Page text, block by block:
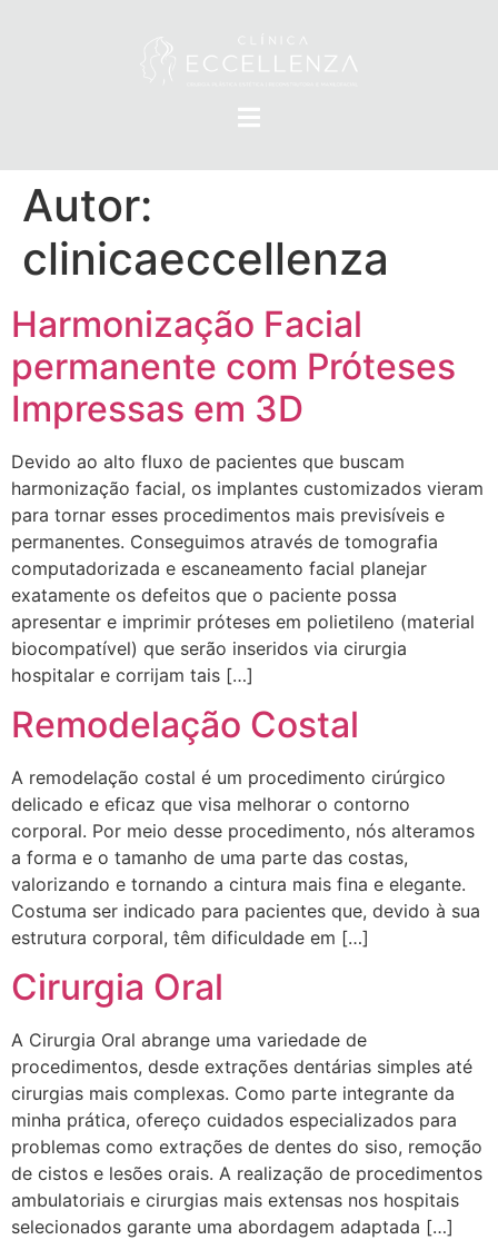
Autor:
clinicaeccellenza
Harmonização Facial
permanente com Próteses
Impressas em 3D
Devido ao alto fluxo de pacientes que buscam
harmonização facial, os implantes customizados vieram
para tornar esses procedimentos mais previsíveis e
permanentes. Conseguimos através de tomografia
computadorizada e escaneamento facial planejar
exatamente os defeitos que o paciente possa
apresentar e imprimir próteses em polietileno (material
biocompatível) que serão inseridos via cirurgia
hospitalar e corrijam tais […]
Remodelação Costal
A remodelação costal é um procedimento cirúrgico
delicado e eficaz que visa melhorar o contorno
corporal. Por meio desse procedimento, nós alteramos
a forma e o tamanho de uma parte das costas,
valorizando e tornando a cintura mais fina e elegante.
Costuma ser indicado para pacientes que, devido à sua
estrutura corporal, têm dificuldade em […]
Cirurgia Oral
A Cirurgia Oral abrange uma variedade de
procedimentos, desde extrações dentárias simples até
cirurgias mais complexas. Como parte integrante da
minha prática, ofereço cuidados especializados para
problemas como extrações de dentes do siso, remoção
de cistos e lesões orais. A realização de procedimentos
ambulatoriais e cirurgias mais extensas nos hospitais
selecionados garante uma abordagem adaptada […]